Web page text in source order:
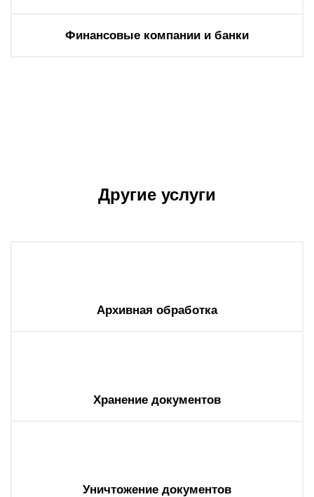
Финансовые компании и банки
Другие услуги
Архивная обработка
Хранение документов
Уничтожение документов